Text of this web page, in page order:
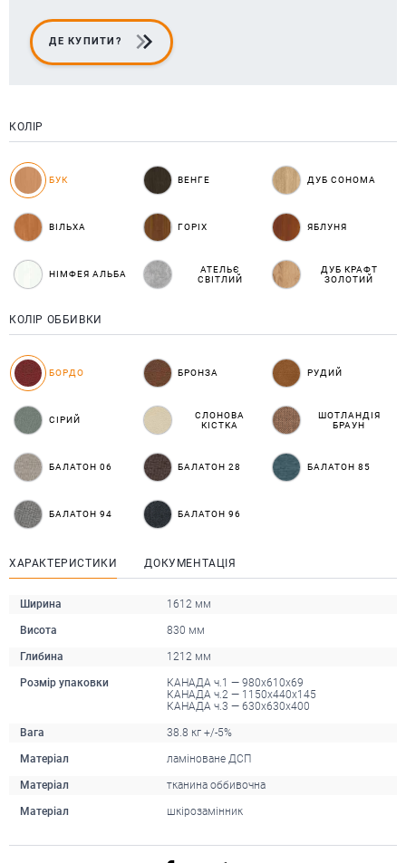
ДЕ КУПИТИ?
КОЛІР
БУК ВЕНГЕ ДУБ СОНОМА
ВІЛЬХА ГОРІХ ЯБЛУНЯ
НІМФЕЯ АЛЬБА
АТЕЛЬЄ
СВІТЛИЙ
ДУБ КРАФТ
ЗОЛОТИЙ
КОЛІР ОББИВКИ
БОРДО БРОНЗА РУДИЙ
СІРИЙ
СЛОНОВА
КІСТКА
ШОТЛАНДІЯ
БРАУН
БАЛАТОН 06 БАЛАТОН 28 БАЛАТОН 85
БАЛАТОН 94 БАЛАТОН 96
ХАРАКТЕРИСТИКИ ДОКУМЕНТАЦІЯ
Ширина 1612 мм
Висота 830 мм
Глибина 1212 мм
Розмір упаковки
КАНАДА ч.1 — 980х610х69
КАНАДА ч.2 — 1150х440х145
КАНАДА ч.3 — 630х630х400
Вага 38.8 кг +/-5%
Матеріал ламіноване ДСП
Матеріал тканина оббивочна
Матеріал шкірозамінник